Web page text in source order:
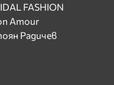
FASHION
Amour
Радичев